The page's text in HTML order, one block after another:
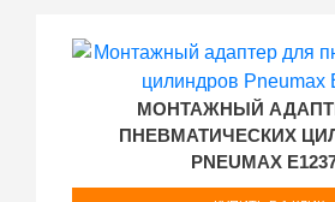
МОНТАЖНЫЙ
ПНЕВМАТИЧЕСКИХ
PNEUMAX